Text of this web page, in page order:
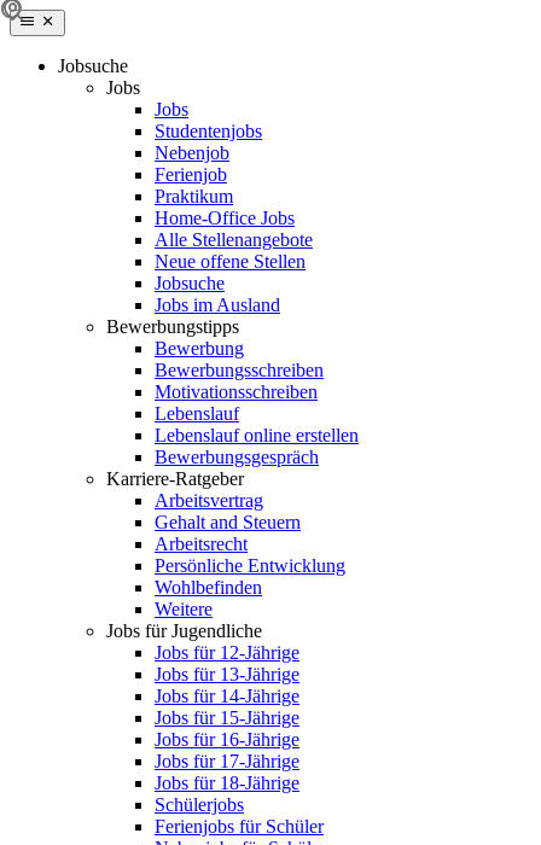
Jobsuche
Jobs
Jobs
Studentenjobs
Nebenjob
Ferienjob
Praktikum
Home-Office Jobs
Alle Stellenangebote
Neue offene Stellen
Jobsuche
Jobs im Ausland
Bewerbungstipps
Bewerbung
Bewerbungsschreiben
Motivationsschreiben
Lebenslauf
Lebenslauf online erstellen
Bewerbungsgespräch
Karriere-Ratgeber
Arbeitsvertrag
Gehalt and Steuern
Arbeitsrecht
Persönliche Entwicklung
Wohlbefinden
Weitere
Jobs für Jugendliche
Jobs für 12-Jährige
Jobs für 13-Jährige
Jobs für 14-Jährige
Jobs für 15-Jährige
Jobs für 16-Jährige
Jobs für 17-Jährige
Jobs für 18-Jährige
Schülerjobs
Ferienjobs für Schüler